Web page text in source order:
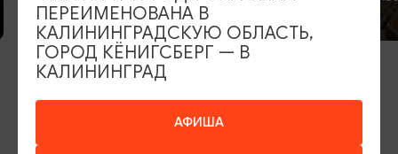
ИЩИТЕ ТАКЖЕ НА НАШЕМ САЙТЕ
АФИША
ПЕРЕИМЕНОВАНА В
КАЛИНИНГРАДСКУЮ ОБЛАСТЬ,
ГОРОД КЁНИГСБЕРГ — В
КАЛИНИНГРАД